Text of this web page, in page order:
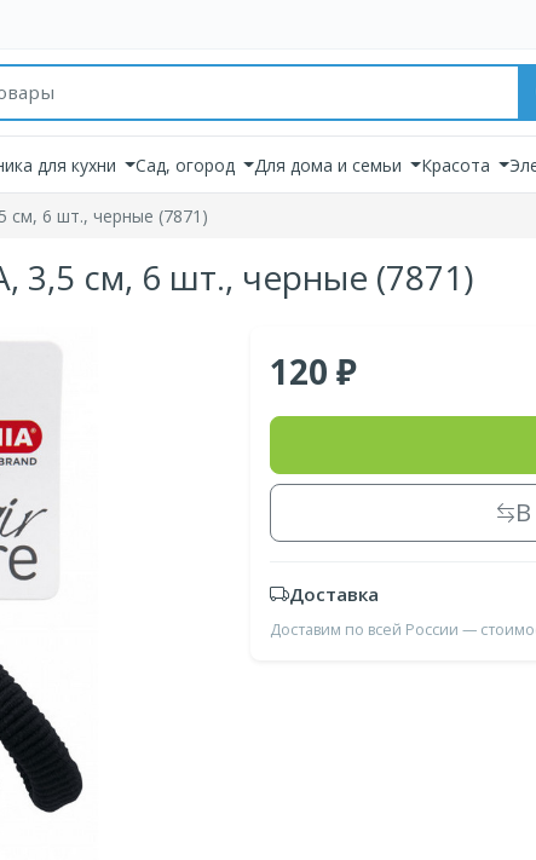
для кухни Сад, огород Для дома и семьи Красота
см, 6 шт., черные (7871)
3,5 см, 6 шт., черные (7871)
120
Доставка
Доставим по всей России —